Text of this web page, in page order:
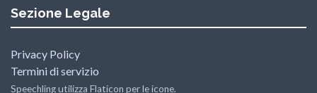
Sezione Legale
Privacy Policy
Termini di servizio
Speechling utilizza Flaticon per le icone.